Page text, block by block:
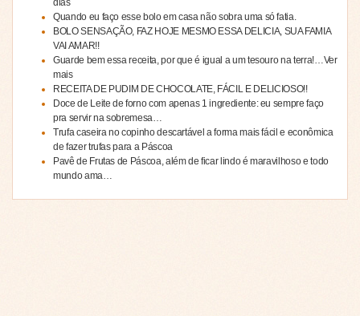
Quando eu faço esse bolo em casa não sobra uma só fatia.
BOLO SENSAÇÃO, FAZ HOJE MESMO ESSA DELICIA, SUA FAMIA
VAI AMAR!!
Guarde bem essa receita, por que é igual a um tesouro na terra!…Ver
mais
RECEITA DE PUDIM DE CHOCOLATE, FÁCIL E DELICIOSO!!
Doce de Leite de forno com apenas 1 ingrediente: eu sempre faço
pra servir na sobremesa…
Trufa caseira no copinho descartável a forma mais fácil e econômica
de fazer trufas para a Páscoa
Pavê de Frutas de Páscoa, além de ficar lindo é maravilhoso e todo
mundo ama…